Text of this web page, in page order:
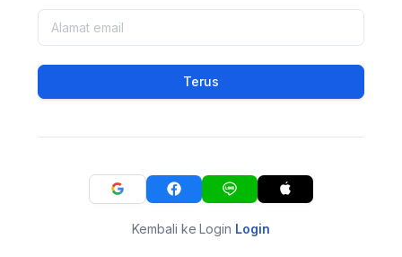
Terus
Kembali ke Login Login